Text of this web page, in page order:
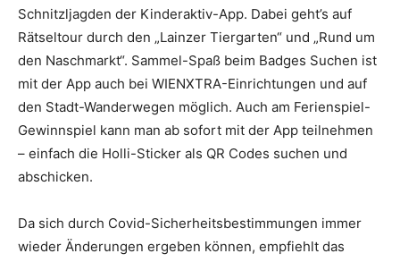
Schnitzljagden der Kinderaktiv-App. Dabei geht’s auf
Rätseltour durch den „Lainzer Tiergarten“ und „Rund um
den Naschmarkt“. Sammel-Spaß beim Badges Suchen ist
mit der App auch bei WIENXTRA-Einrichtungen und auf
den Stadt-Wanderwegen möglich. Auch am Ferienspiel-
Gewinnspiel kann man ab sofort mit der App teilnehmen
– einfach die Holli-Sticker als QR Codes suchen und
abschicken.
Da sich durch Covid-Sicherheitsbestimmungen immer
wieder Änderungen ergeben können, empfiehlt das